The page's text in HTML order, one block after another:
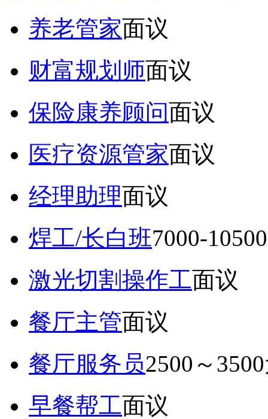
养老管家面议
财富规划师面议
保险康养顾问面议
医疗资源管家面议
经理助理面议
焊工/长白班7000-
激光切割操作工面议
餐厅主管面议
餐厅服务员2500～
早餐帮工面议